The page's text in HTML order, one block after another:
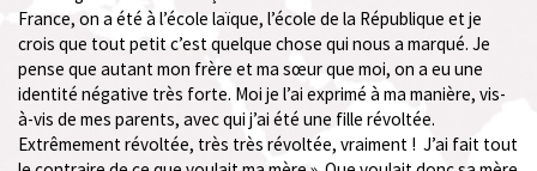
France, on a été à l’école laïque, l’école de la République et je
crois que tout petit c’est quelque chose qui nous a marqué. Je
pense que autant mon frère et ma sœur que moi, on a eu une
identité négative très forte. Moi je l’ai exprimé à ma manière, vis-
à-vis de mes parents, avec qui j’ai été une fille révoltée.
Extrêmement révoltée, très très révoltée, vraiment ! J’ai fait tout